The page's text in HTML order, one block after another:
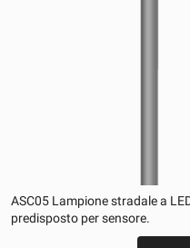
ASC05 Lampione stradale a
predisposto per sensore.